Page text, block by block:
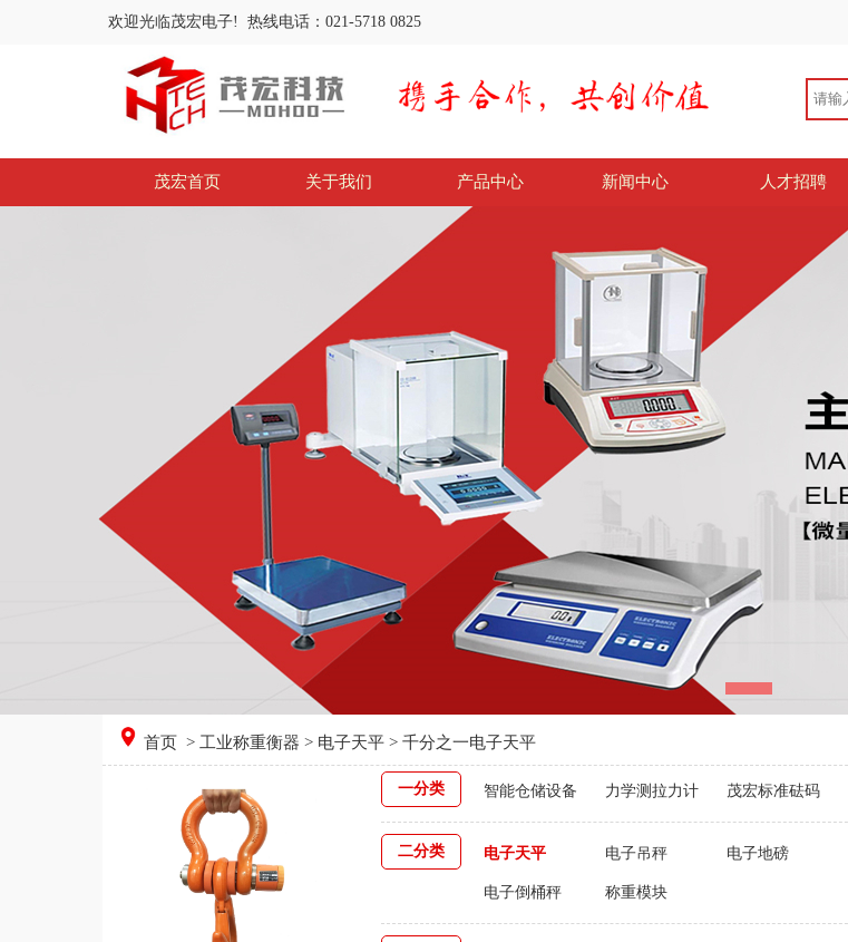
欢迎光临茂宏电子! 热线电话：021-5718 0825
茂宏首页 关于我们 产品中心 新闻中心 人才招聘
首页 > 工业称重衡器 > 电子天平 > 千分之一电子天平
一分类 智能仓储设备 力学测拉力计 茂宏标准砝码
二分类 电子天平 电子吊秤 电子地磅
电子倒桶秤 称重模块